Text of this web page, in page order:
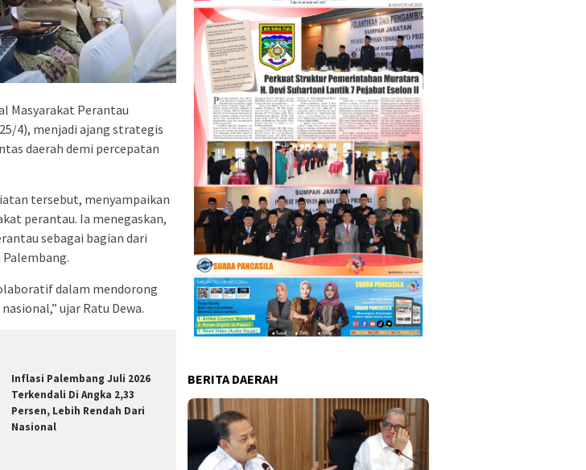
Masyarakat Perantau
4), menjadi ajang strategis
daerah demi percepatan
tersebut, menyampaikan
perantau. Ia menegaskan,
sebagai bagian dari
dalam mendorong
ujar Ratu Dewa.
Inflasi Palembang Juli 2026
Terkendali Di Angka 2,33
Persen, Lebih Rendah Dari
Nasional
BERITA DAERAH